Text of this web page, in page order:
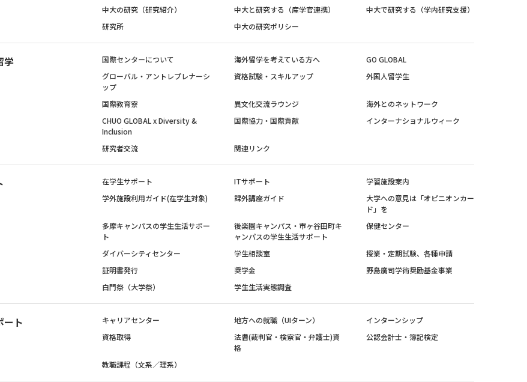
中大の研究（研究紹介） 中大と研究する（産学官連携）
中大で研究する（学内研究支援）
研究所
中大の研究ポリシー
学 国際センターについて 海外留学を考えている方へ
GO GLOBAL
グローバル・アントレプレナーシ
ップ
資格試験・スキルアップ 外国人留学生
国際教育寮 異文化交流ラウンジ
海外とのネットワーク
CHUO GLOBAL x Diversity &
Inclusion
国際協力・国際貢献 インターナショナルウィーク
研究者交流 関連リンク
在学生サポート ITサポート
学習施設案内
学外施設利用ガイド(在学生対象)
課外講座ガイド
大学への意見は「オピニオンカー
ド」を
多摩キャンパスの学生生活サポー
ト
後楽園キャンパス・市ヶ谷田町キ
ャンパスの学生生活サポート
保健センター
ダイバーシティセンター 学生相談室
授業・定期試験、各種申請
証明書発行
奨学金
野島廣司学術奨励基金事業
白門祭（大学祭）
学生生活実態調査
ート キャリアセンター 地方への就職（UIターン）
インターンシップ
資格取得
法曹(裁判官・検察官・弁護士)資
格
公認会計士・簿記検定
教職課程（文系／理系）